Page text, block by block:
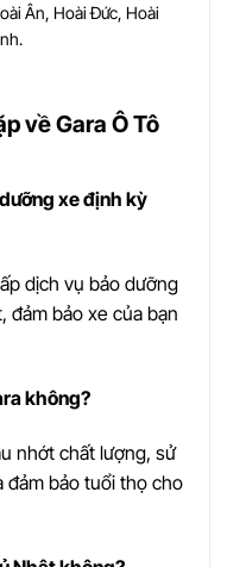
Ân, Hoài Đức, Hoài
về Gara Ô Tô
xe định kỳ
dịch vụ bảo dưỡng
đảm bảo xe của bạn
không?
nhớt chất lượng, sử
đảm bảo tuổi thọ cho